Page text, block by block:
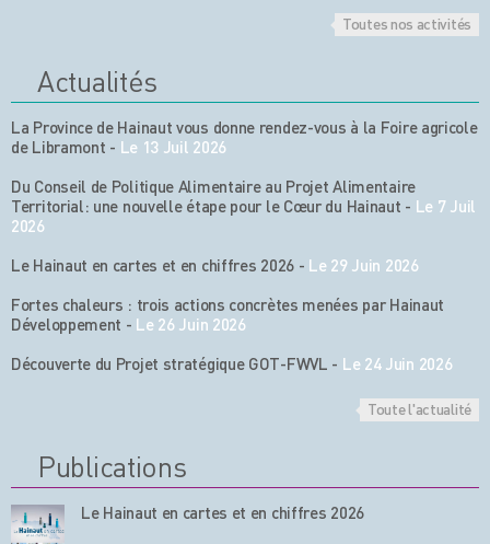
Toutes nos activités
Actualités
La Province de Hainaut vous donne rendez-vous à la Foire agricole
de Libramont - Le 13 Juil 2026
Du Conseil de Politique Alimentaire au Projet Alimentaire
Territorial: une nouvelle étape pour le Cœur du Hainaut - Le 7 Juil
2026
Le Hainaut en cartes et en chiffres 2026 - Le 29 Juin 2026
Fortes chaleurs : trois actions concrètes menées par Hainaut
Développement - Le 26 Juin 2026
Découverte du Projet stratégique GOT-FWVL - Le 24 Juin 2026
Toute l'actualité
Publications
Le Hainaut en cartes et en chiffres 2026